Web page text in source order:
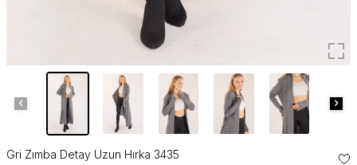
Gri Zımba Detay Uzun Hırka 3435